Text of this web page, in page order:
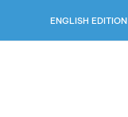
ENGLISH EDITION